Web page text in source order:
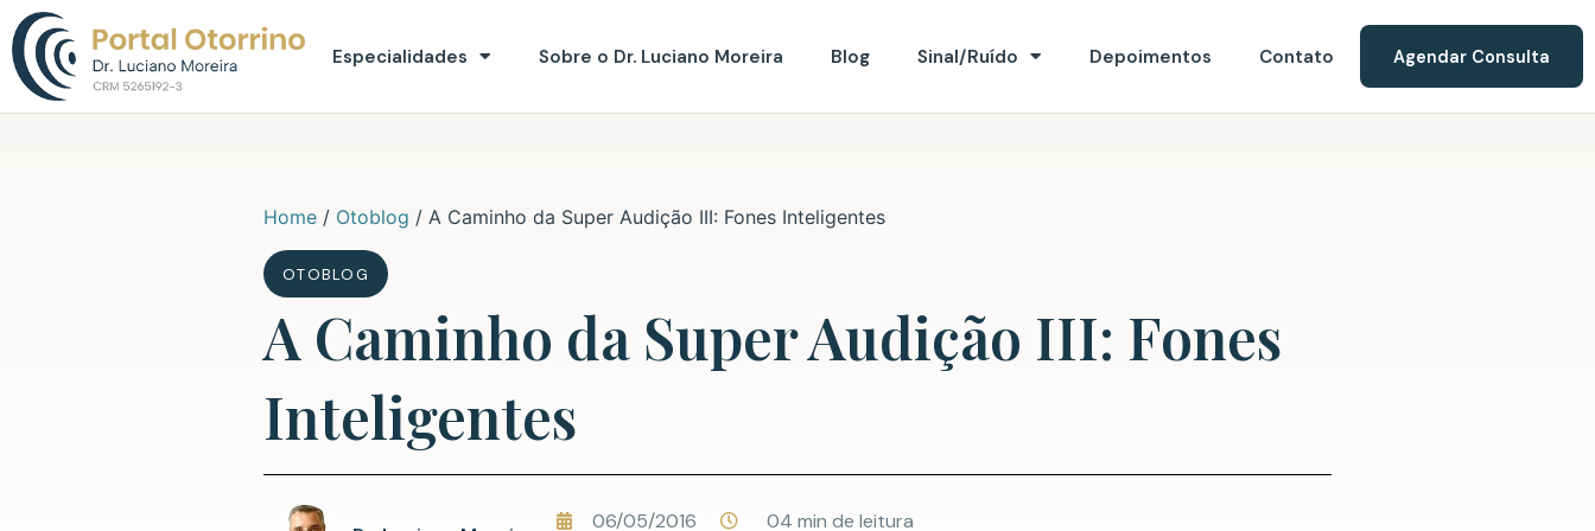
Especialidades Sobre o Dr. Luciano Moreira Blog Sinal/Ruído Depoimentos Contato Agendar Consulta
Home / Otoblog / A Caminho da Super Audição III: Fones Inteligentes
OTOBLOG
A Caminho da Super Audição III: Fones
Inteligentes
06/05/2016 04 min de leitura